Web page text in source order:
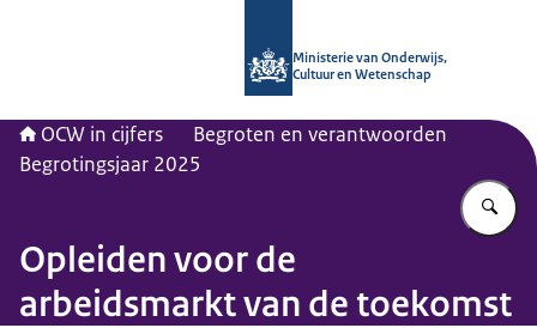
Ministerie van Onderwijs,
Cultuur en Wetenschap
OCW in cijfers
Begroten en verantwoorden
Begrotingsjaar 2025
Opleiden voor de
arbeidsmarkt van de toekomst